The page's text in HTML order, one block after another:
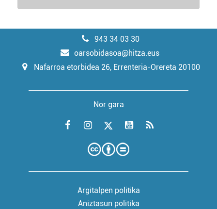
943 34 03 30
oarsobidasoa@hitza.eus
Nafarroa etorbidea 26, Errenteria-Orereta 20100
Nor gara
Argitalpen politika
Aniztasun politika